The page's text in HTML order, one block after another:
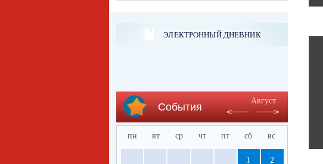
ЭЛЕКТРОННЫЙ ДНЕВНИК
События
Август
пн вт ср чт пт сб вс
1 2